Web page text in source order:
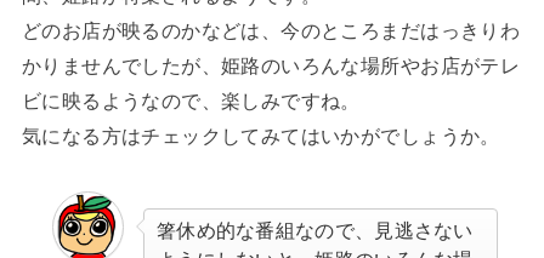
どのお店が映るのかなどは、今のところまだはっきりわ
かりませんでしたが、姫路のいろんな場所やお店がテレ
ビに映るようなので、楽しみですね。
気になる方はチェックしてみてはいかがでしょうか。
箸休め的な番組なので、見逃さない